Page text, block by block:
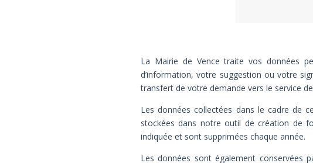
La Mairie de Vence traite vos données
d’information, votre suggestion ou votre
transfert de votre demande vers le service
Les données collectées dans le cadre de
stockées dans notre outil de création de
indiquée et sont supprimées chaque année.
Les données sont également conservées